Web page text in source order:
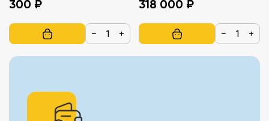
300 ₽
− +
318 000 ₽
− +